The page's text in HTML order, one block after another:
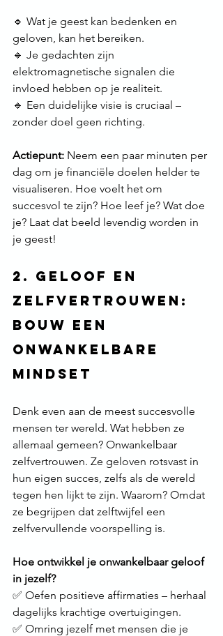
🔹 Wat je geest kan bedenken en
geloven, kan het bereiken.
🔹 Je gedachten zijn
elektromagnetische signalen die
invloed hebben op je realiteit.
🔹 Een duidelijke visie is cruciaal –
zonder doel geen richting.
Actiepunt: Neem een paar minuten per
dag om je financiële doelen helder te
visualiseren. Hoe voelt het om
succesvol te zijn? Hoe leef je? Wat doe
je? Laat dat beeld levendig worden in
je geest!
2. Geloof en
Zelfvertrouwen:
Bouw een
Onwankelbare
Mindset
Denk even aan de meest succesvolle
mensen ter wereld. Wat hebben ze
allemaal gemeen? Onwankelbaar
zelfvertrouwen. Ze geloven rotsvast in
hun eigen succes, zelfs als de wereld
tegen hen lijkt te zijn. Waarom? Omdat
ze begrijpen dat zelftwijfel een
zelfvervullende voorspelling is.
Hoe ontwikkel je onwankelbaar geloof
in jezelf?
✅ Oefen positieve affirmaties – herhaal
dagelijks krachtige overtuigingen.
✅ Omring jezelf met mensen die je